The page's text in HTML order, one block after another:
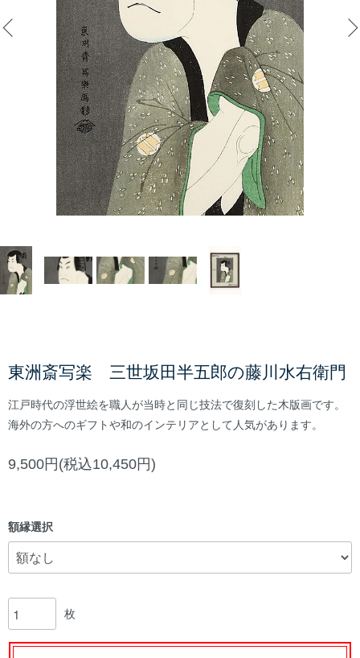
東洲斎写楽 三世坂田半五郎の藤川水右衛門
江戸時代の浮世絵を職人が当時と同じ技法で復刻した木版画です。
海外の方へのギフトや和のインテリアとして人気があります。
9,500円(税込10,450円)
額縁選択
枚